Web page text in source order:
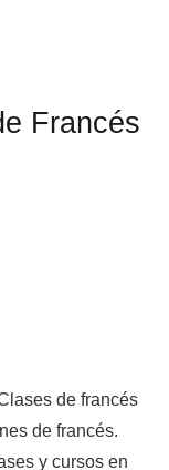
Francés
de francés
de francés.
y cursos en